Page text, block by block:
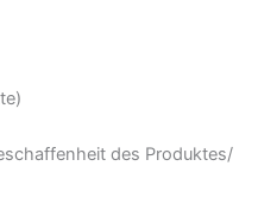
des Produktes/